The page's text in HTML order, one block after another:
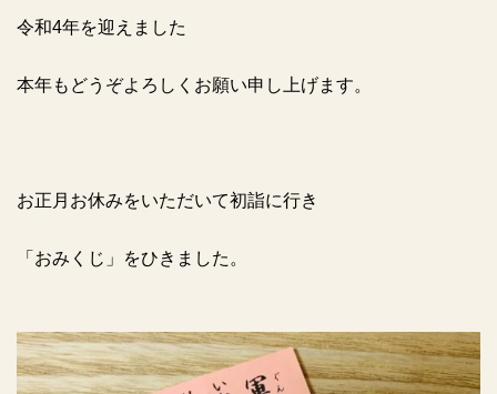
令和4年を迎えました
本年もどうぞよろしくお願い申し上げます。
お正月お休みをいただいて初詣に行き
「おみくじ」をひきました。